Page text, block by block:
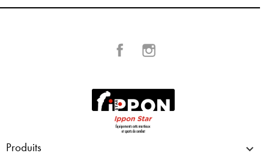
Facebook
Produits 